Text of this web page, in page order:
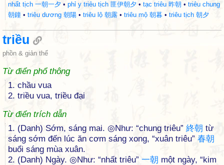
nhất tịch 一朝一夕 • phỉ y triêu tịch 匪伊朝夕 • tạc triêu 昨朝 • triêu chung
朝鐘 • triêu dương 朝陽 • triêu lộ 朝露 • triêu mộ 朝暮 • triêu tịch 朝夕
triều
phồn & giản thể
Từ điển phổ thông
1. chầu vua
2. triều vua, triều đại
Từ điển trích dẫn
1. (Danh) Sớm, sáng mai. ◎Như: “chung triêu” 終朝 từ
sáng sớm đến lúc ăn cơm sáng xong, “xuân triêu” 春朝
buổi sáng mùa xuân.
2. (Danh) Ngày. ◎Như: “nhất triêu” 一朝 một ngày, “kim